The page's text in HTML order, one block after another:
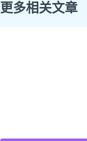
更多相关文章